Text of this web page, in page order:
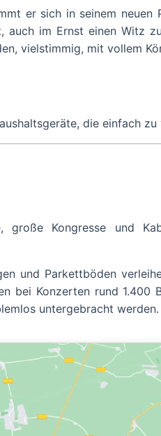
er sich in seinem neuen
auch im Ernst einen Witz
vielstimmig, mit vollem
die einfach zu
große Kongresse und
und Parkettböden
bei Konzerten rund 1.400
untergebracht werden.